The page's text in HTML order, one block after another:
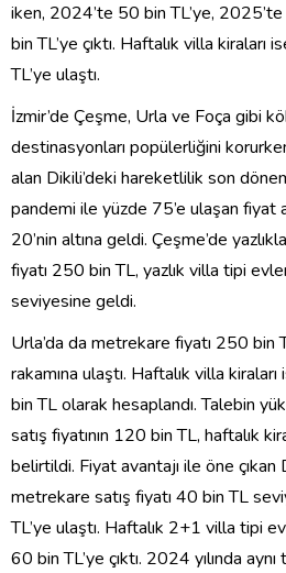
iken, 2024’te 50 bin TL’ye,
bin TL’ye çıktı. Haftalık villa
TL’ye ulaştı.
İzmir’de Çeşme, Urla ve Foça gibi
destinasyonları popülerliğini
alan Dikili’deki hareketlilik son
pandemi ile yüzde 75’e ulaşan fiyat
20’nin altına geldi. Çeşme’de
fiyatı 250 bin TL, yazlık villa tipi
seviyesine geldi.
Urla’da da metrekare fiyatı 250 bin
rakamına ulaştı. Haftalık villa
bin TL olarak hesaplandı. Talebin
satış fiyatının 120 bin TL, haftalık
belirtildi. Fiyat avantajı ile öne
metrekare satış fiyatı 40 bin TL
TL’ye ulaştı. Haftalık 2+1 villa tipi
60 bin TL’ye çıktı. 2024 yılında